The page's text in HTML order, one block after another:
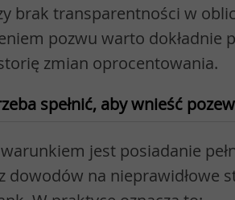
brak transparentności w
pozwu warto dokładnie
zmian oprocentowania.
spełnić, aby wnieść
jest posiadanie
dowodów na nieprawidłowe